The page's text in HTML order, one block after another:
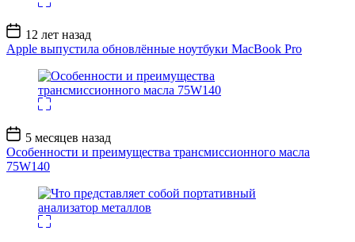
Дата
записи
12 лет назад
Apple выпустила обновлённые ноутбуки MacBook Pro
Дата
записи
5 месяцев назад
Особенности и преимущества трансмиссионного масла
75W140